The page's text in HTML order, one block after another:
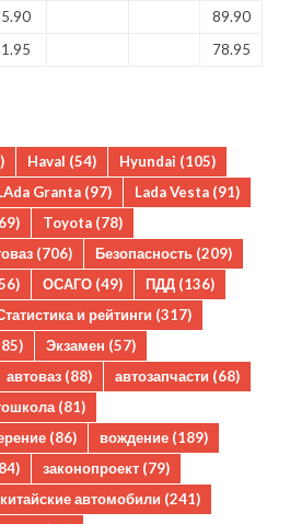
89.90
78.95
Haval (54) Hyundai (105)
Granta (97) Lada Vesta (91)
Toyota (78)
(706) Безопасность (209)
ОСАГО (49) ПДД (136)
и рейтинги (317)
Экзамен (57)
автоваз (88) автозапчасти (68)
(81)
(86) вождение (189)
законопроект (79)
китайские автомобили (241)